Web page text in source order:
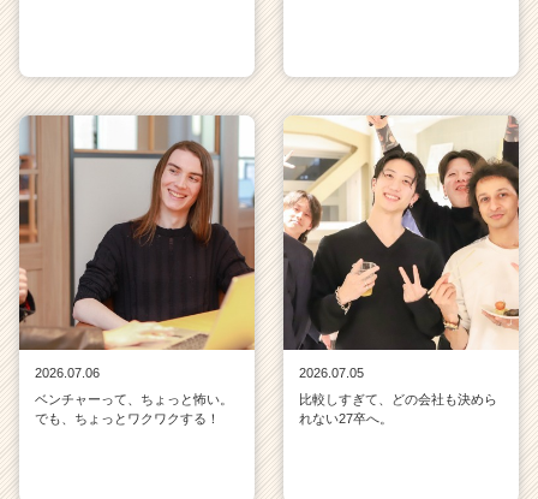
2026.07.06
ベンチャーって、ちょっと怖い。
でも、ちょっとワクワクする！
2026.07.05
比較しすぎて、どの会社も決めら
れない27卒へ。